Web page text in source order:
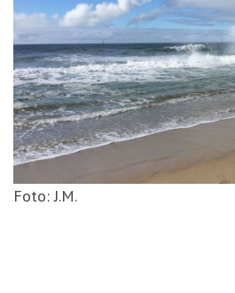
Foto: J.M.